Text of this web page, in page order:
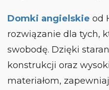
Domki angielskie od
rozwiązanie dla tych,
swobodę. Dzięki
konstrukcji oraz
materiałom,